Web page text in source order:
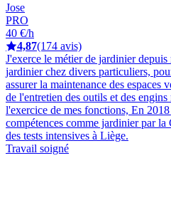
Jose
PRO
40 €/h
4,87(174 avis)
J'exerce le métier de jardinier depuis
jardinier chez divers particuliers,
assurer la maintenance des espaces
de l'entretien des outils et des
l'exercice de mes fonctions, En
compétences comme jardinier par la
des tests intensives à Liège.
Travail soigné